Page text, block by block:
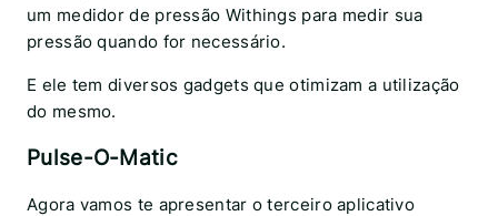
um medidor de pressão Withings para medir sua
pressão quando for necessário.
E ele tem diversos gadgets que otimizam a utilização
do mesmo.
Pulse-O-Matic
Agora vamos te apresentar o terceiro aplicativo